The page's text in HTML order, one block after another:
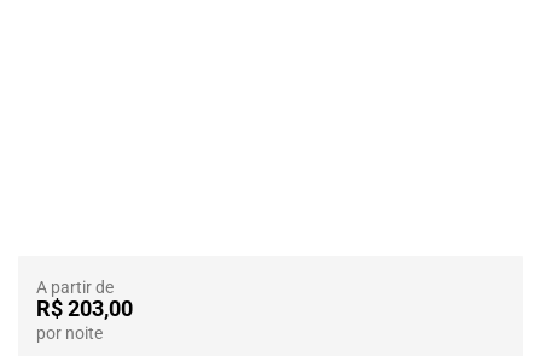
A partir de
R$ 203,00
por noite